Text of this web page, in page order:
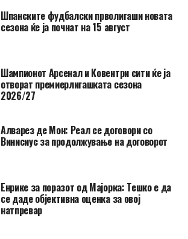
Шпанските фудбалски прволигаши новата
сезона ќе ја почнат на 15 август
Шампионот Арсенал и Ковентри сити ќе ја
отворат премиерлигашката сезона
2026/27
Алварез де Мон: Реал се договори со
Винисиус за продолжување на договорот
Енрике за поразот од Мајорка: Тешко е да
се даде објективна оценка за овој
натпревар